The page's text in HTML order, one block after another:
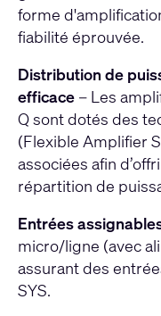
forme
fiabilité éprouvée.
Distribution de
efficace – Les
Q sont dotés des
(Flexible Amplifier
associées afin
répartition de
Entrées
micro/ligne (avec
assurant des
SYS.